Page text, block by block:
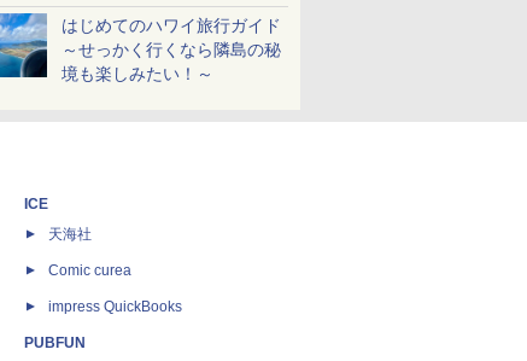
ホとマイナカードのみ
はじめてのハワイ旅行ガイド
～せっかく行くなら隣島の秘
境も楽しみたい！～
ICE
天海社
Comic curea
impress QuickBooks
PUBFUN